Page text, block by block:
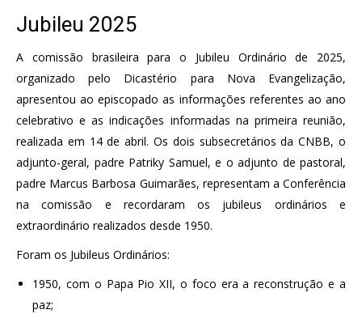
Jubileu 2025
A comissão brasileira para o Jubileu Ordinário de 2025,
organizado pelo Dicastério para Nova Evangelização,
apresentou ao episcopado as informações referentes ao ano
celebrativo e as indicações informadas na primeira reunião,
realizada em 14 de abril. Os dois subsecretários da CNBB, o
adjunto-geral, padre Patriky Samuel, e o adjunto de pastoral,
padre Marcus Barbosa Guimarães, representam a Conferência
na comissão e recordaram os jubileus ordinários e
extraordinário realizados desde 1950.
Foram os Jubileus Ordinários:
1950, com o Papa Pio XII, o foco era a reconstrução e a
paz;